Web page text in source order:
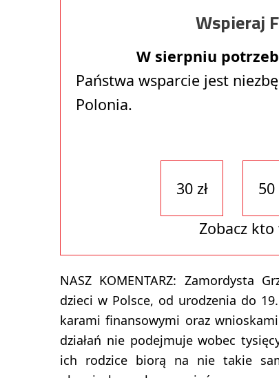
Wspieraj
W sierpniu
Państwa wsparcie jest
Polonia.
30 zł 50
Zobacz
NASZ KOMENTARZ: Zamordysta
dzieci w Polsce, od urodzenia do
karami finansowymi oraz
działań nie podejmuje wobec
ich rodzice biorą na nie takie